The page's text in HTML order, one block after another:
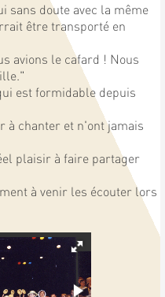
sans doute avec la même
être transporté en
avions le cafard ! Nous
est formidable depuis
à chanter et n'ont jamais
plaisir à faire partager
à venir les écouter lors